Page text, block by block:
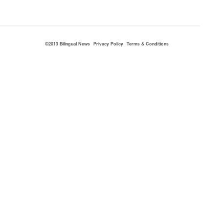
©2013 Bilingual News Privacy Policy Terms & Conditions